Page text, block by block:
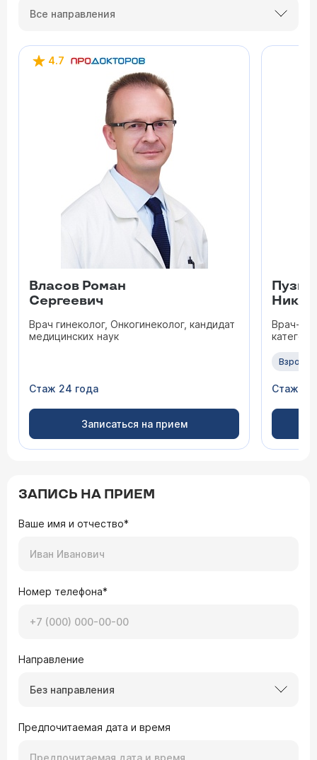
Все направления
4.7
Власов Роман
Сергеевич
Врач гинеколог, Онкогинеколог, кандидат
медицинских наук
Стаж 24 года
Записаться на прием
Врач-
Стаж 47
ЗАПИСЬ НА ПРИЕМ
Ваше имя и отчество*
Номер телефона*
Направление
Без направления
Предпочитаемая дата и время